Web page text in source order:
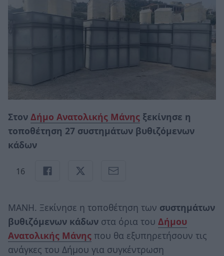
Στον Δήμο Ανατολικής Μάνης ξεκίνησε η
τοποθέτηση 27 συστημάτων βυθιζόμενων
κάδων
16
ΜΑΝΗ. Ξεκίνησε η τοποθέτηση των συστημάτων
βυθιζόμενων κάδων στα όρια του Δήμου
Ανατολικής Μάνης που θα εξυπηρετήσουν τις
ανάγκες του Δήμου για συγκέντρωση